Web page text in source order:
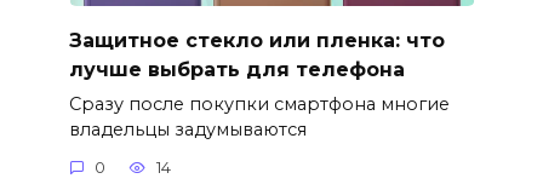
Защитное стекло или пленка: что
лучше выбрать для телефона
Сразу после покупки смартфона многие
владельцы задумываются
0 14